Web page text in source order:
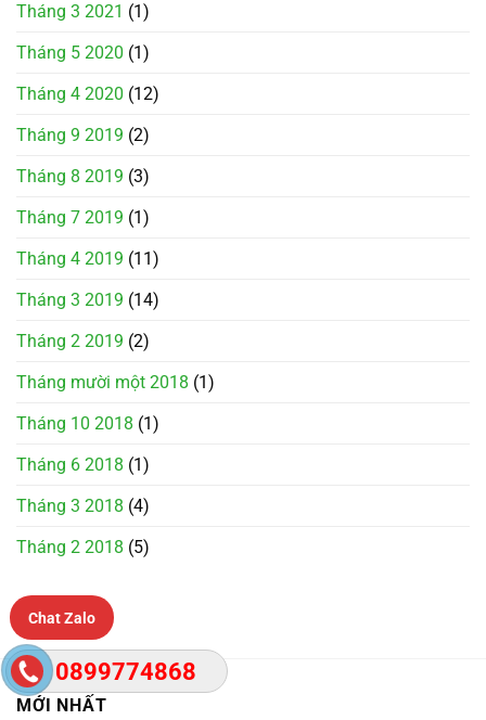
Tháng 3 2021 (1)
Tháng 5 2020 (1)
Tháng 4 2020 (12)
Tháng 9 2019 (2)
Tháng 8 2019 (3)
Tháng 7 2019 (1)
Tháng 4 2019 (11)
Tháng 3 2019 (14)
Tháng 2 2019 (2)
Tháng mười một 2018 (1)
Tháng 10 2018 (1)
Tháng 6 2018 (1)
Tháng 3 2018 (4)
Tháng 2 2018 (5)
MỚI NHẤT
Chat Zalo
0899774868